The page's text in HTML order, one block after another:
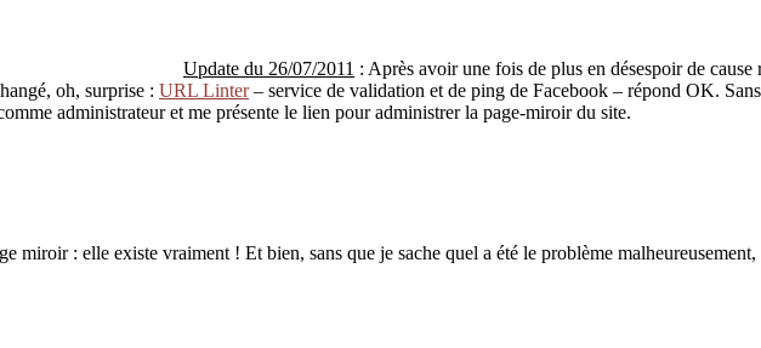
Update du 26/07/2011 : Après avoir une fois de plus en désespoir de
oh, surprise : URL Linter– service de validation et de ping de Facebook – répond OK.
administrateur et me présente le lien pour administrer la page-miroir du site.
miroir : elle existe vraiment ! Et bien, sans que je sache quel a été le problème